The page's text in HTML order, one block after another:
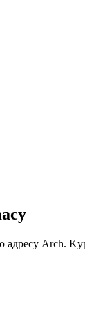
адресу Arch.